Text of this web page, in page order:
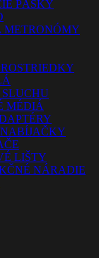
PÁSKY
MÉDIÁ
LIŠTY
NÁRADIE